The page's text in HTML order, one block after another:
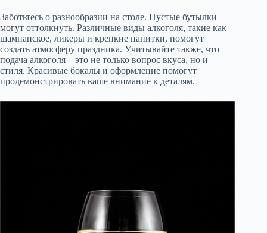
Заботьтесь о разнообразии на столе. Пустые бутылки
могут оттолкнуть. Различные виды алкоголя, такие как
шампанское, ликеры и крепкие напитки, помогут
создать атмосферу праздника. Учитывайте также, что
подача алкоголя – это не только вопрос вкуса, но и
стиля. Красивые бокалы и оформление помогут
продемонстрировать ваше внимание к деталям.